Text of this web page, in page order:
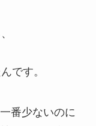
です。
番少ないのに